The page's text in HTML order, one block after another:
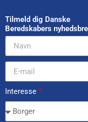
Tilmeld dig Danske
Beredskabers
Interesse *